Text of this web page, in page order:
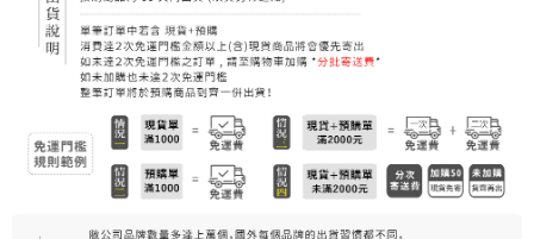
7-11取貨付款
每筆NT$80，滿NT$999(含以上)免運費
7-11純取貨 (先付款
每筆NT$80，滿NT$999(含以上)免運費
每筆NT$100，滿NT$999(含以上)免運費